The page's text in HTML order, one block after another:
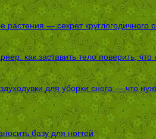
— секрет круглогодичного
как заставить тело поверить, что
для уборки снега — что
базу для ногтей